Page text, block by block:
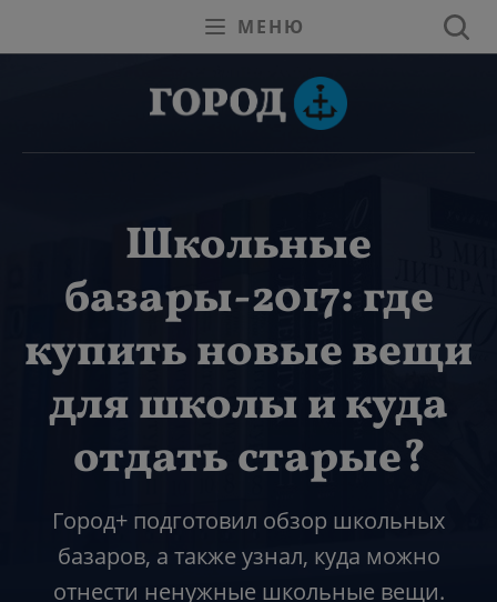
МЕНЮ
Школьные
базары-2017: где
купить новые вещи
для школы и куда
отдать старые?
Город+ подготовил обзор школьных
базаров, а также узнал, куда можно
отнести ненужные школьные вещи.